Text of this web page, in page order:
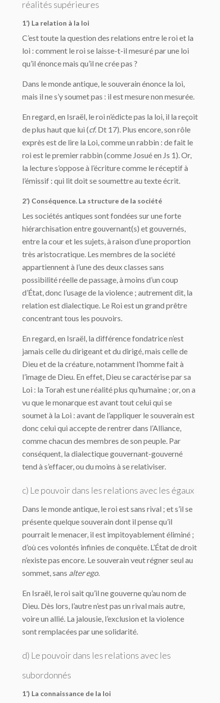
réalités supérieures
1’) La relation à la loi
C’est toute la question des relations entre le roi et la
loi : comment le roi se laisse-t-il mesuré par une loi
qu’il énonce mais qu’il ne crée pas ?
Dans le monde antique, le souverain énonce la loi,
mais il ne s’y soumet pas : il est mesure non mesurée.
En regard, en Israël, le roi n’édicte pas la loi, il la reçoit
de plus haut que lui (cf. Dt 17). Plus encore, son rôle
exprès est de lire la Loi, comme un rabbin : de fait le
roi est le premier rabbin (comme Josué en Js 1). Or,
la lecture s’oppose à l’écriture comme le réceptif à
l’émissif : qui lit doit se soumettre au texte écrit.
2’) Conséquence. La structure de la société
Les sociétés antiques sont fondées sur une forte
hiérarchisation entre gouvernant(s) et gouvernés,
entre la cour et les sujets, à raison d’une proportion
très aristocratique. Les membres de la société
appartiennent à l’une des deux classes sans
possibilité réelle de passage, à moins d’un coup
d’État, donc l’usage de la violence ; autrement dit, la
relation est dialectique. Le Roi est un grand prêtre
concentrant tous les pouvoirs.
En regard, en Israël, la différence fondatrice n’est
jamais celle du dirigeant et du dirigé, mais celle de
Dieu et de la créature, notamment l’homme fait à
l’image de Dieu. En effet, Dieu se caractérise par sa
Loi : la Torah est une réalité plus qu’humaine ; or, on a
vu que le monarque est avant tout celui qui se
soumet à la Loi : avant de l’appliquer le souverain est
donc celui qui accepte de rentrer dans l’Alliance,
comme chacun des membres de son peuple. Par
conséquent, la dialectique gouvernant-gouverné
tend à s’effacer, ou du moins à se relativiser.
c) Le pouvoir dans les relations avec les égaux
Dans le monde antique, le roi est sans rival ; et s’il se
présente quelque souverain dont il pense qu’il
pourrait le menacer, il est impitoyablement éliminé ;
d’où ces volontés infinies de conquête. L’État de droit
n’existe pas encore. Le souverain veut régner seul au
sommet, sans alter ego.
En Israël, le roi sait qu’il ne gouverne qu’au nom de
Dieu. Dès lors, l’autre n’est pas un rival mais autre,
voire un allié. La jalousie, l’exclusion et la violence
sont remplacées par une solidarité.
d) Le pouvoir dans les relations avec les
subordonnés
1’) La connaissance de la loi